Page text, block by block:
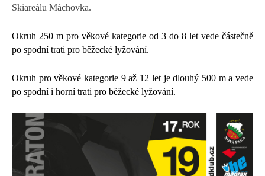
Skiareálu Máchovka.
Okruh 250 m pro věkové kategorie od 3 do 8 let vede částečně
po spodní trati pro běžecké lyžování.
Okruh pro věkové kategorie 9 až 12 let je dlouhý 500 m a vede
po spodní i horní trati pro běžecké lyžování.